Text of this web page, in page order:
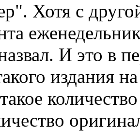
Хотя с
И это в
издания